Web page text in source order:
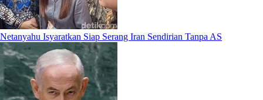
Netanyahu Isyaratkan Siap Serang Iran Sendirian Tanpa AS